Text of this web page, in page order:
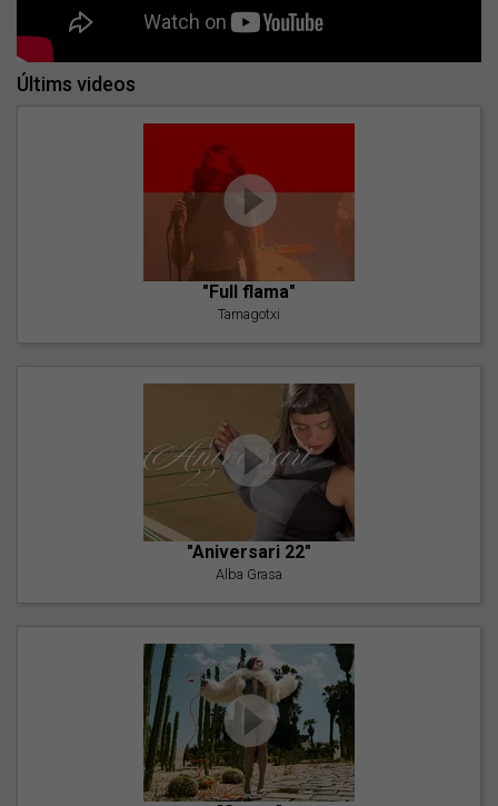
Últims videos
"Full flama"
Tamagotxi
"Aniversari 22"
Alba Grasa